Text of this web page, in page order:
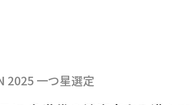
2025 一つ星選定